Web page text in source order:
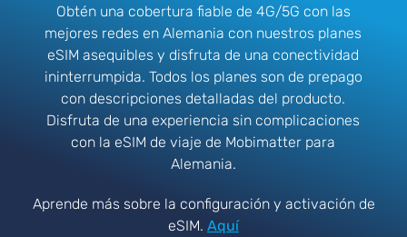
Obtén una cobertura fiable de 4G/5G con las
mejores redes en Alemania con nuestros planes
eSIM asequibles y disfruta de una conectividad
ininterrumpida. Todos los planes son de prepago
con descripciones detalladas del producto.
Disfruta de una experiencia sin complicaciones
con la eSIM de viaje de Mobimatter para
Alemania.
Aprende más sobre la configuración y activación de
eSIM. Aquí